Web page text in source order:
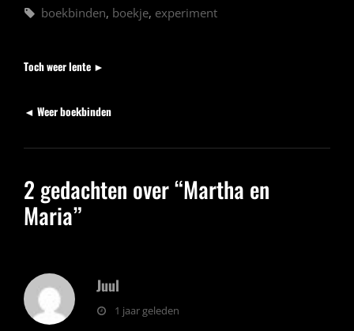
Tags,
boekbinden, boekje, experiment
Berichten
Vorig
◄ Weer boekbinden
Volgend
Toch weer lente ►
2 gedachten over “Martha en
Maria”
Juul
zegt:1 jaar geleden